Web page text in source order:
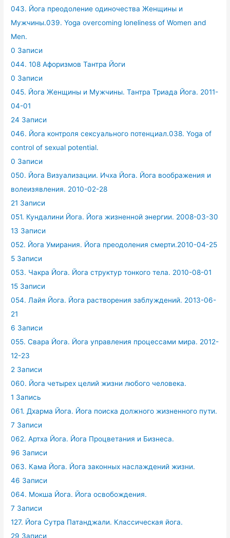
043. Йога преодоление одиночества Женщины и
Мужчины.039. Yoga overcoming loneliness of Women and
Men.
0 Записи
044. 108 Афоризмов Тантра Йоги
0 Записи
045. Йога Женщины и Мужчины. Тантра Триада Йога. 2011-
04-01
24 Записи
046. Йога контроля сексуального потенциал.038. Yoga of
control of sexual potential.
0 Записи
050. Йога Визуализации. Ичха Йога. Йога воображения и
волеизявления. 2010-02-28
21 Записи
051. Кундалини Йога. Йога жизненной энергии. 2008-03-30
13 Записи
052. Йога Умирания. Йога преодоления смерти.2010-04-25
5 Записи
053. Чакра Йога. Йога структур тонкого тела. 2010-08-01
15 Записи
054. Лайя Йога. Йога растворения заблуждений. 2013-06-
21
6 Записи
055. Свара Йога. Йога управления процессами мира. 2012-
12-23
2 Записи
060. Йога четырех целий жизни любого человека.
1 Запись
061. Дхарма Йога. Йога поиска должного жизненного пути.
7 Записи
062. Артха Йога. Йога Процветания и Бизнеса.
96 Записи
063. Кама Йога. Йога законных наслаждений жизни.
46 Записи
064. Мокша Йога. Йога освобождения.
7 Записи
127. Йога Сутра Патанджали. Классическая йога.
29 Записи